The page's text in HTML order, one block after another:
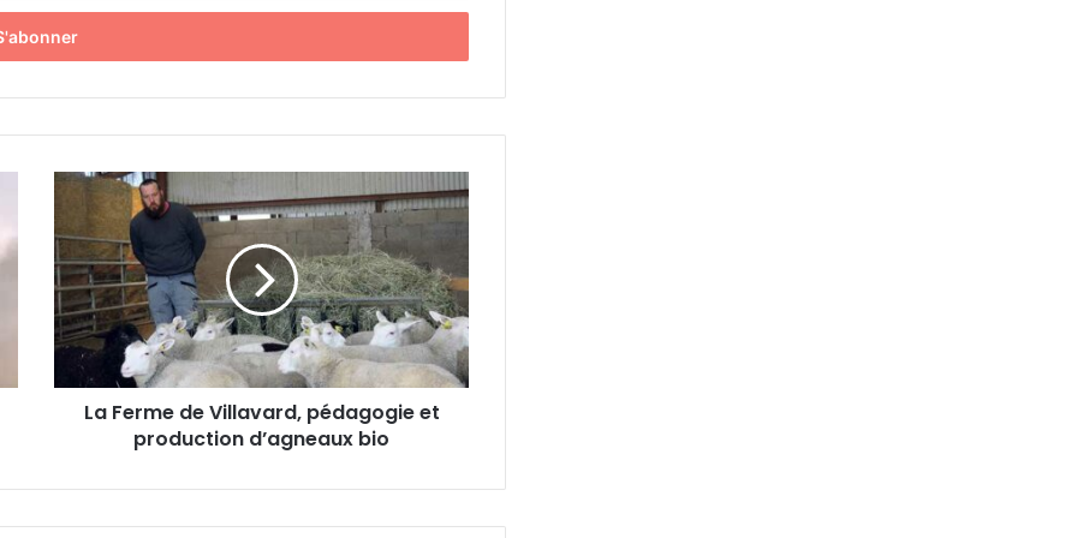
L
F
e
r
m
e
e
l
La Ferme de Villavard, pédagogie et
production d’agneaux bio